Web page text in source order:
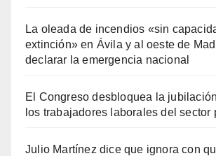
La oleada de incendios «sin
extinción» en Ávila y al oeste de
declarar la emergencia nacional
El Congreso desbloquea la
los trabajadores laborales del sector
Julio Martínez dice que ignora con